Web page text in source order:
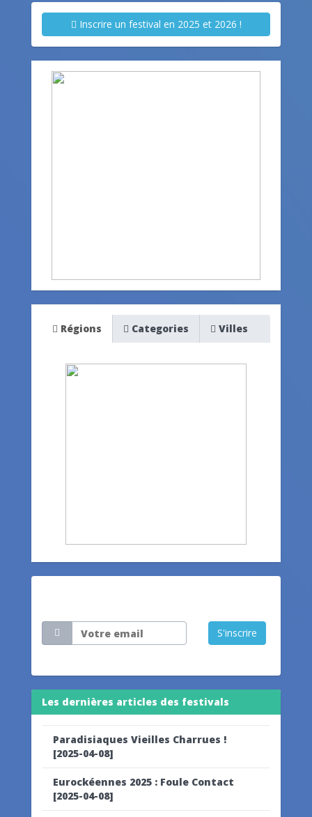
Inscrire un festival en 2025 et 2026 !
Régions Categories Villes
S'inscrire
Les dernières articles des festivals
Paradisiaques Vieilles Charrues !
[2025-04-08]
Eurockéennes 2025 : Foule Contact
[2025-04-08]